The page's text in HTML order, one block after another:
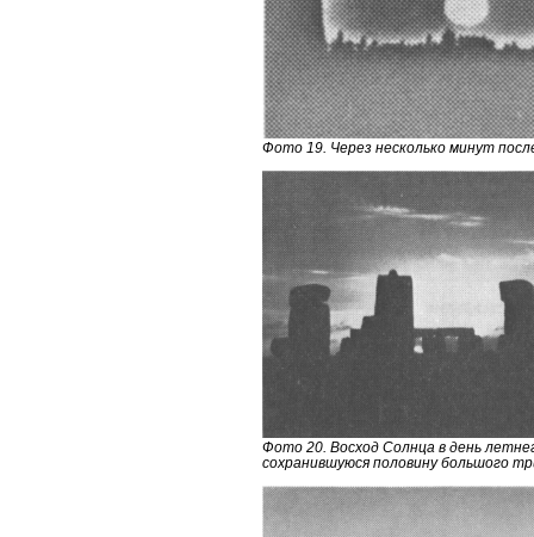
Фото 19. Через несколько минут
Фото 20. Восход Солнца в день
сохранившуюся половину большого